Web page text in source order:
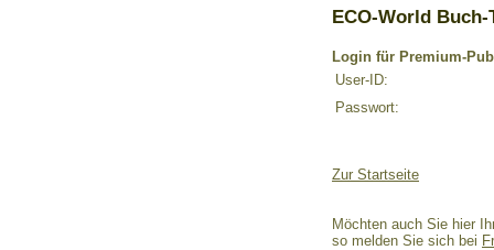
ECO-World Buch-
Login für Premium-
User-ID:
Passwort:
Zur Startseite
Möchten auch Sie hier
so melden Sie sich bei